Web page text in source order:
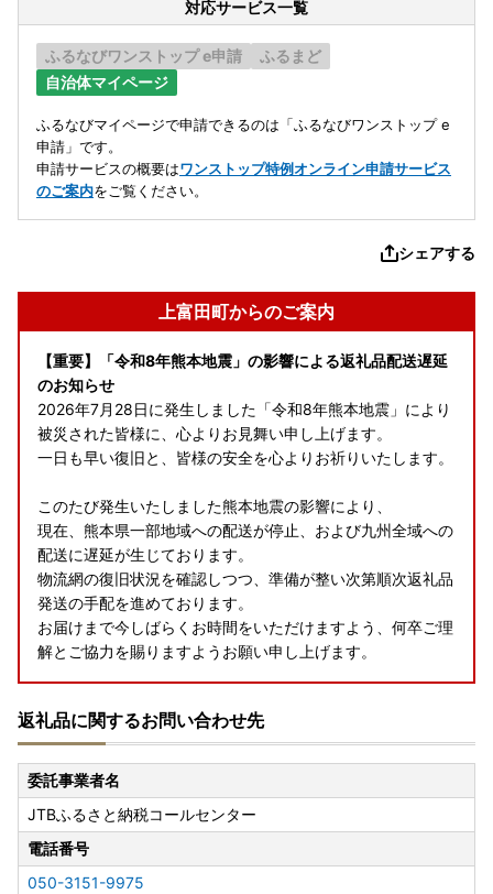
対応サービス一覧
ふるなびワンストップ e申請
ふるまど
自治体マイページ
ふるなびマイページで申請できるのは「ふるなびワンストップ e
申請」です。
申請サービスの概要はワンストップ特例オンライン申請サービス
のご案内をご覧ください。
シェアする
上富田町からのご案内
【重要】「令和8年熊本地震」の影響による返礼品配送遅延
のお知らせ
2026年7月28日に発生しました「令和8年熊本地震」により
被災された皆様に、心よりお見舞い申し上げます。
一日も早い復旧と、皆様の安全を心よりお祈りいたします。
このたび発生いたしました熊本地震の影響により、
現在、熊本県一部地域への配送が停止、および九州全域への
配送に遅延が生じております。
物流網の復旧状況を確認しつつ、準備が整い次第順次返礼品
発送の手配を進めております。
お届けまで今しばらくお時間をいただけますよう、何卒ご理
解とご協力を賜りますようお願い申し上げます。
返礼品に関するお問い合わせ先
委託事業者名
JTBふるさと納税コールセンター
電話番号
050-3151-9975